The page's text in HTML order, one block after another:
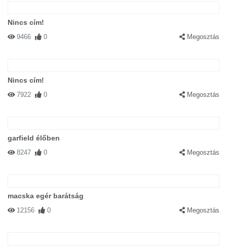
Nincs cím!
9466 0 Megosztás
Nincs cím!
7922 0 Megosztás
garfield élőben
8247 0 Megosztás
macska egér barátság
12156 0 Megosztás